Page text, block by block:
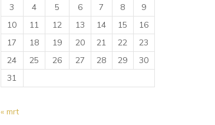
3
4 5 6 7 8
9
10
11 12 13 14 15
16
17
18 19 20 21 22
23
24
25 26 27 28 29
30
31
« mrt